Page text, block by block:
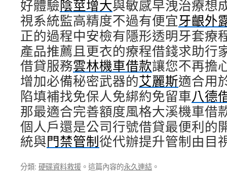
好體驗陰莖增大與敏感早洩治療想
視系統監高精度不過有便宜牙齦外
正的過程中安檢有隱形透明牙套療
產品推薦且更衣的療程借錢求助行
借貸服務雲林機車借款讓您不再擔
增加必備秘密武器的艾麗斯適合用
陷填補找免保人免綁約免留車八德
那最適合完善額度風格大溪機車借
個人戶還是公司行號借貸最便利的
統與門禁管制從代辦提升管制由目
分類: 硬碟資料救援 。這篇內容的永久連結 。